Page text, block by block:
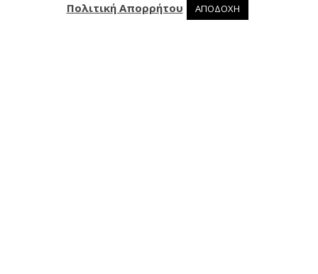
0 0 προϊόντα στο καλάθι
Πολιτική Απορρήτου
ΑΠΟΔΟΧΗ